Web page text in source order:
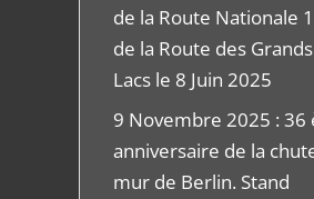
de la Route Nationale
de la Route des Grands
Lacs le 8 Juin 2025
9 Novembre 2025 : 36
anniversaire de la
mur de Berlin. Stand